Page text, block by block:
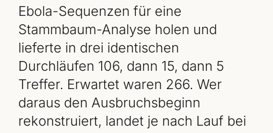
Ebola-Sequenzen für eine
Stammbaum-Analyse holen und
lieferte in drei identischen
Durchläufen 106, dann 15, dann 5
Treffer. Erwartet waren 266. Wer
daraus den Ausbruchsbeginn
rekonstruiert, landet je nach Lauf bei